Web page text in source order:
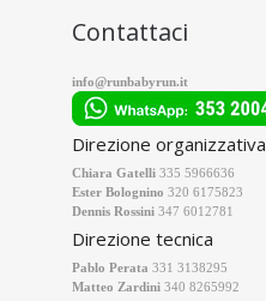
Contattaci
info@runbabyrun.it
Direzione organizzativa
Chiara Gatelli 335 5966636
Ester Bolognino 320 6175823
Dennis Rossini 347 6012781
Direzione tecnica
Pablo Perata 331 3138295
Matteo Zardini 340 8265992